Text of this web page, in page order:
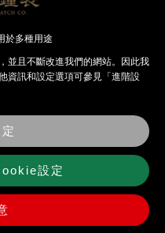
於多種用途
並且不斷改進我們的網站。因此我
資訊和設定選項可參見「進階設
設定